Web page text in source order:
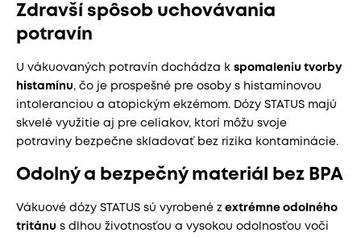
Zdravší spôsob uchovávania
potravín
U vákuovaných potravín dochádza k spomaleniu tvorby
histamínu, čo je prospešné pre osoby s histamínovou
intoleranciou a atopickým ekzémom. Dózy STATUS majú
skvelé využitie aj pre celiakov, ktorí môžu svoje
potraviny bezpečne skladovať bez rizika kontaminácie.
Odolný a bezpečný materiál bez BPA
Vákuové dózy STATUS sú vyrobené z extrémne odolného
tritánu s dlhou životnosťou a vysokou odolnosťou voči